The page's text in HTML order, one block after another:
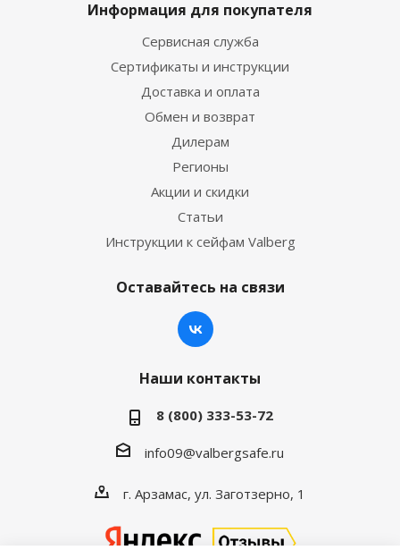
Информация для покупателя
Сервисная служба
Сертификаты и инструкции
Доставка и оплата
Обмен и возврат
Дилерам
Регионы
Акции и скидки
Статьи
Инструкции к сейфам Valberg
Оставайтесь на связи
Наши контакты
8 (800) 333-53-72
info09@valbergsafe.ru
г. Арзамас, ул. Заготзерно, 1